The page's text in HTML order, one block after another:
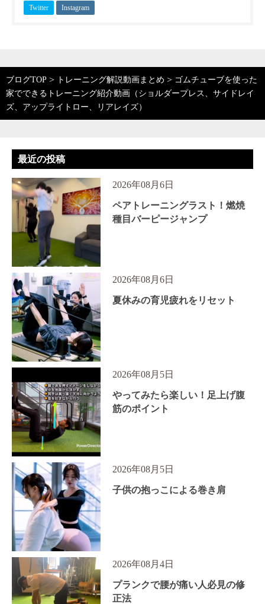
Twitter Instagram
ブログTOP > トレーニング解説動画まとめ > ゴムチューブを使った
家でできるトレーニング紹介動画（ショルダープレス、サイドレイ
ズ、アップライトロー、リアレイズ）
最近の投稿
2026年08月6日
ペアトレーニングラスト！燃焼
種目バーピージャンプ
2026年08月6日
夏休みの育児疲れをリセット
2026年08月5日
やってみたら楽しい！足上げ腹
筋のポイント
2026年08月5日
子供の抱っこによる巻き肩
2026年08月4日
プランクで腰が痛い人必見の修
正法